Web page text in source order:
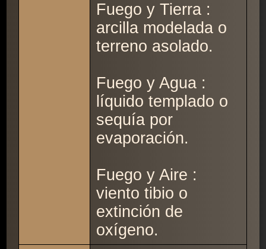
Fuego y Tierra :
arcilla modelada o
terreno asolado.
Fuego y Agua :
líquido templado o
sequía por
evaporación.
Fuego y Aire :
viento tibio o
extinción de
oxígeno.